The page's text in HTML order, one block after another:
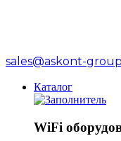
sales@askont-
Каталог
WiFi